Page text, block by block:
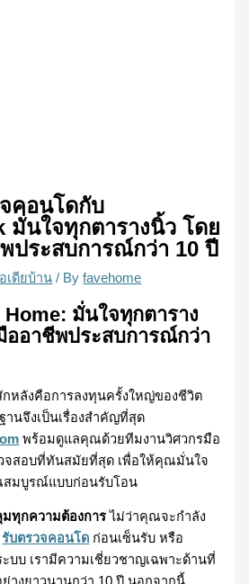
คอนโดกับ
มั่นใจทุกตารางนิ้ว โดย
ประสบการณ์กว่า 10 ปี
เดียบ้าน / Byfavehome
มั่นใจทุกตาราง
ออาชีพประสบการณ์กว่า
หลังคือการลงทุนครั้งใหญ่ของชีวิต
านจึงเป็นเรื่องสำคัญที่สุด
พร้อมดูแลคุณด้วยทีมงานวิศวกรมือ
จสอบที่ทันสมัยที่สุด เพื่อให้คุณมั่นใจ
สมบูรณ์แบบก่อนรับโอน
มทุกความต้องการไม่ว่าคุณจะกำลัง
รับตรวจคอนโด ก่อนเซ็นรับ หรือ
บบ เรามีความเชี่ยวชาญเฉพาะด้านที่